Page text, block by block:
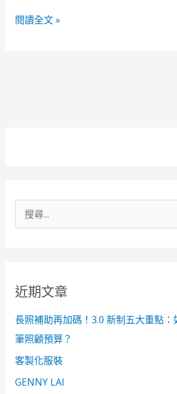
閱讀全文 »
字
近期文章
長照補助再加碼！3.0 新制五大重點
筆照顧預算？
客製化服裝
GENNY LAI